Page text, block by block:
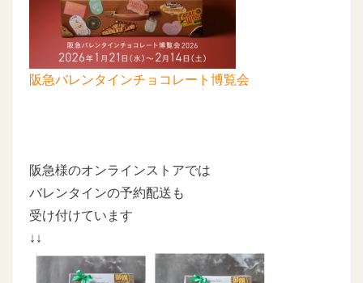
阪急バレンタインチョコレート博覧会
阪急様のオンラインストアでは
バレンタインの予約配送も
受け付けています
↓↓